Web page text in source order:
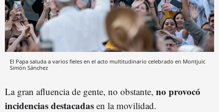
El Papa saluda a varios fieles en el acto multitudinario celebrado en Montjuïc
Simón Sánchez
La gran afluencia de gente, no obstante, no provocó
incidenciasdestacadas en la movilidad.